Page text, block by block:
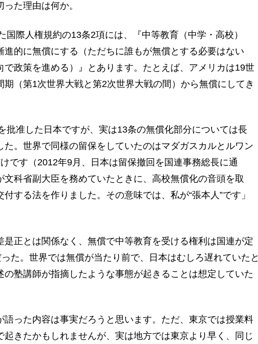
た理由は何か。
国際人権規約の13条2項には、『中等教育（中学・高校）
進的に無償にする（ただちに誰もが無償とする必要はない
で政策を進める）』とあります。たとえば、アメリカは19世
期（第1次世界大戦と第2次世界大戦の間）から無償にしてき
批准した日本ですが、実は13条の無償化部分については長
た。世界で同様の留保をしていたのはマダガスカルとルワン
です（2012年9月、日本は留保撤回を国連事務総長に通
文科省副大臣を務めていたときに、高校無償化の音頭を取
付する法を作りました。その意味では、私が“張本人”です」
正とは関係なく、無償で中等教育を受ける権利は国連が定
った。世界では無償が当たり前で、日本はむしろ遅れていたと
の塾講師が指摘したような事態が起きることは想定していた
語った内容は事実だろうと思います。ただ、東京では授業料
起きたかもしれませんが、実は地方では東京より早く、同じ